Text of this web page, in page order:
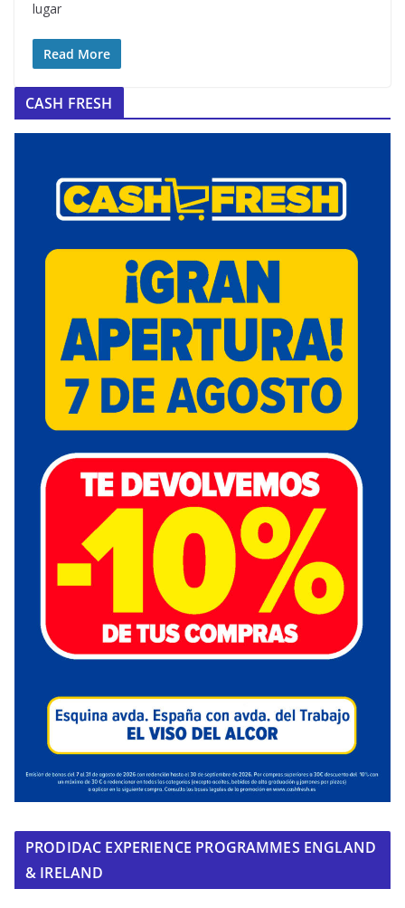
lugar
Read More
CASH FRESH
PRODIDAC EXPERIENCE PROGRAMMES ENGLAND
& IRELAND